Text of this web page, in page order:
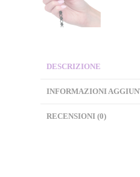
DESCRIZIONE
INFORMAZIONI
RECENSIONI (0)